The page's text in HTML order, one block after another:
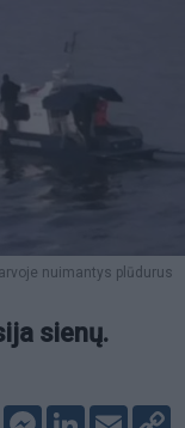
nuimantys plūdurus
sienų.
FacebookMessenger
LinkedIn
Email